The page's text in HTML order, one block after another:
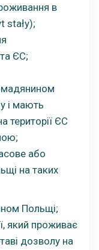
в
stały);
ЄС;
і мають
території ЄС
або
на таких
Польщі;
який проживає
дозволу на